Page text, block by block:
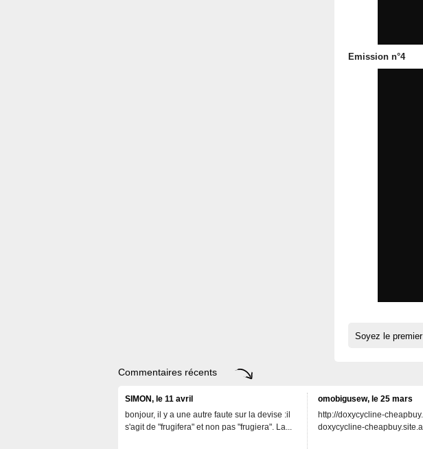
Emission n°4
Soyez le
Commentaires récents
SIMON, le 11 avril
bonjour, il y a une autre faute sur la devise :il
s'agit de "frugifera" et non pas "frugiera". La...
omobigusew, le 25 mars
http://doxycycline-
doxycycline-